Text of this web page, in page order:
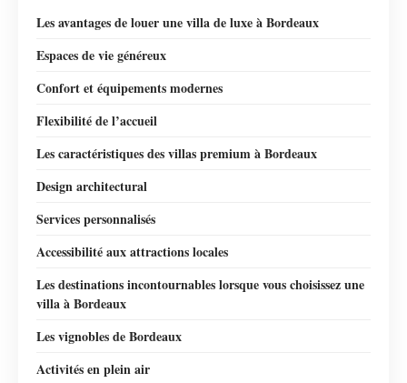
Les avantages de louer une villa de luxe à Bordeaux
Espaces de vie généreux
Confort et équipements modernes
Flexibilité de l’accueil
Les caractéristiques des villas premium à Bordeaux
Design architectural
Services personnalisés
Accessibilité aux attractions locales
Les destinations incontournables lorsque vous choisissez une
villa à Bordeaux
Les vignobles de Bordeaux
Activités en plein air